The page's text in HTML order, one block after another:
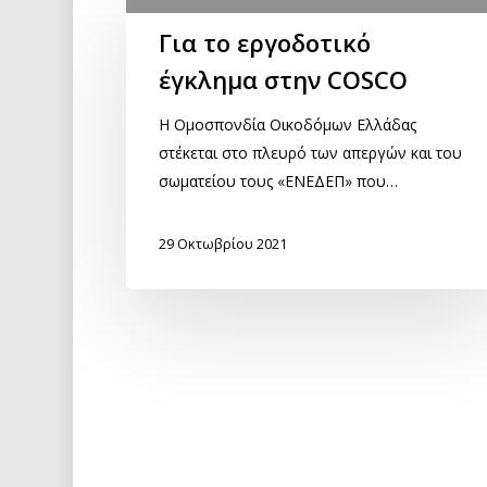
Για το εργοδοτικό
έγκλημα στην COSCO
Η Ομοσπονδία Οικοδόμων Ελλάδας
στέκεται στο πλευρό των απεργών και του
σωματείου τους «ΕΝΕΔΕΠ» που…
29 Οκτωβρίου 2021